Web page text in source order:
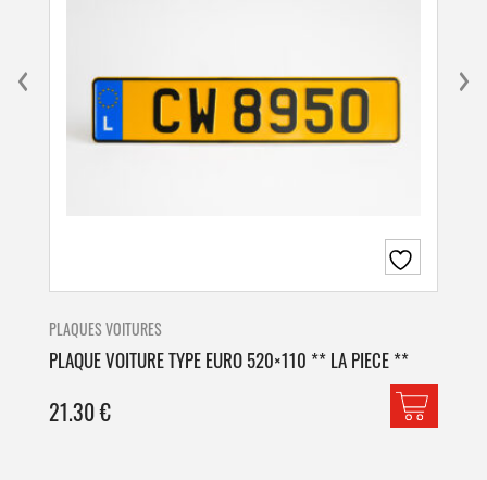
PLAQUES VOITURES
PLAQUE VOITURE TYPE EURO 520×110 ** LA PIECE **
21.30€